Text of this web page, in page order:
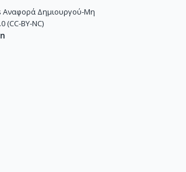
Αναφορά Δημιουργού-Μη
(CC-BY-NC)